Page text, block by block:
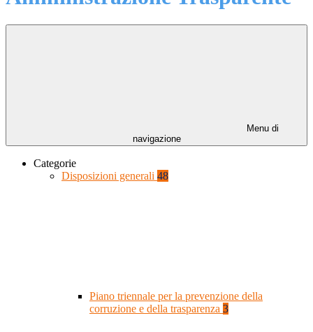
Menu di
navigazione
Categorie
Disposizioni generali 48
Piano triennale per la prevenzione della
corruzione e della trasparenza 3